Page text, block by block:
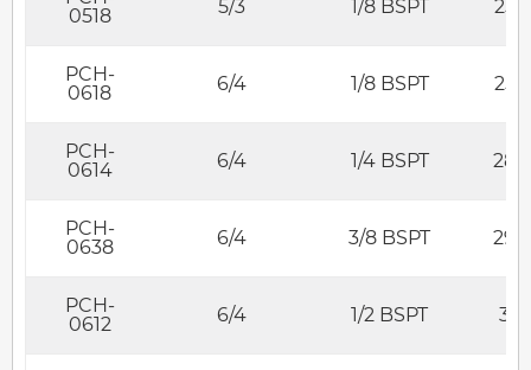
0518
5/3 1/8 BSPT 25.1
PCH-
0618
6/4 1/8 BSPT 25.1
PCH-
0614
6/4 1/4 BSPT 28.1
PCH-
0638
6/4 3/8 BSPT 29.1
PCH-
0612
6/4 1/2 BSPT 32